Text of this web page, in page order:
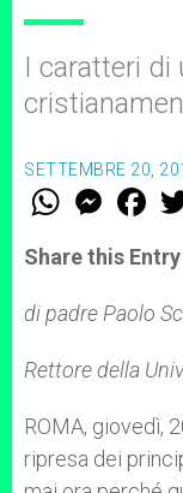
I caratteri di
SETTEMBRE 20,
W
t
s
p
p
M
e
s
e
g
e
F
a
e
b
o
k
Share this Entry
di padre Paolo
Rettore della
ROMA, giovedì,
ripresa dei